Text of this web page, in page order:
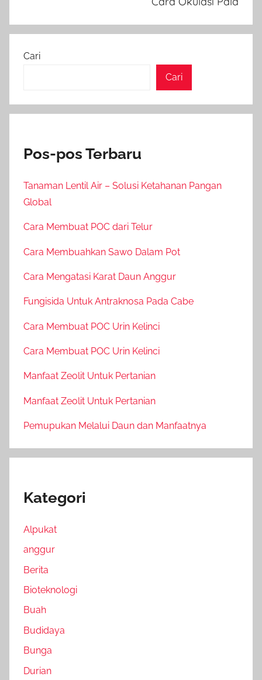
Cari
Cari
Pos-pos Terbaru
Tanaman Lentil Air – Solusi Ketahanan Pangan
Global
Cara Membuat POC dari Telur
Cara Membuahkan Sawo Dalam Pot
Cara Mengatasi Karat Daun Anggur
Fungisida Untuk Antraknosa Pada Cabe
Cara Membuat POC Urin Kelinci
Cara Membuat POC Urin Kelinci
Manfaat Zeolit Untuk Pertanian
Manfaat Zeolit Untuk Pertanian
Pemupukan Melalui Daun dan Manfaatnya
Kategori
Alpukat
anggur
Berita
Bioteknologi
Buah
Budidaya
Bunga
Durian